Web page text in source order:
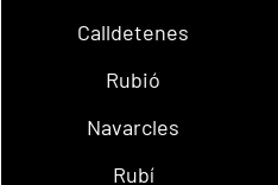
Calldetenes
Rubió
Navarcles
Rubí